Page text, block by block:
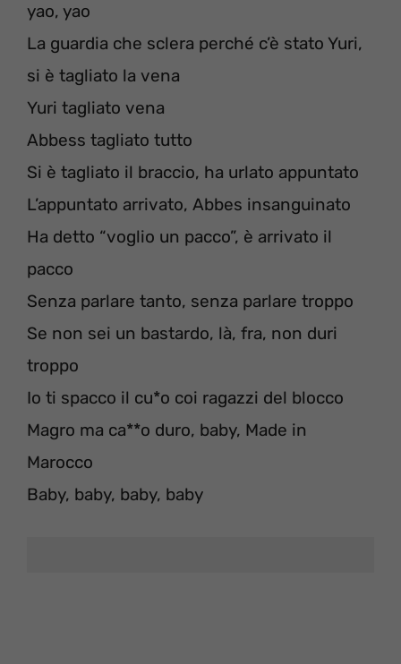
yao, yao
La guardia che sclera perché c’è stato Yuri,
si è tagliato la vena
Yuri tagliato vena
Abbess tagliato tutto
Si è tagliato il braccio, ha urlato appuntato
L’appuntato arrivato, Abbes insanguinato
Ha detto “voglio un pacco”, è arrivato il
pacco
Senza parlare tanto, senza parlare troppo
Se non sei un bastardo, là, fra, non duri
troppo
Io ti spacco il cu*o coi ragazzi del blocco
Magro ma ca**o duro, baby, Made in
Marocco
Baby, baby, baby, baby